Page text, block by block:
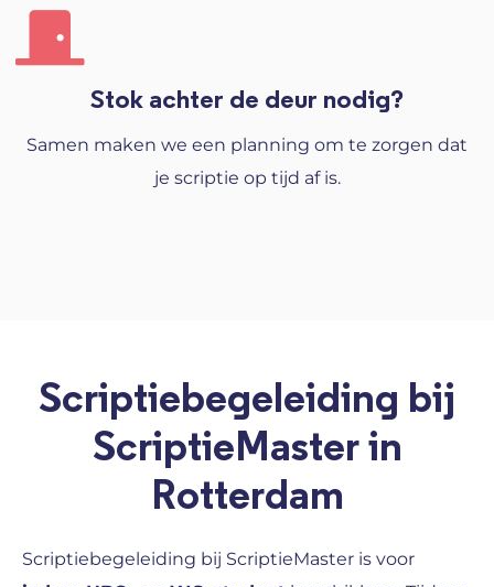
Stok achter de deur nodig?
Samen maken we een planning om te zorgen dat
je scriptie op tijd af is.
Scriptiebegeleiding bij
ScriptieMaster in
Rotterdam
Scriptiebegeleiding bij ScriptieMaster is voor